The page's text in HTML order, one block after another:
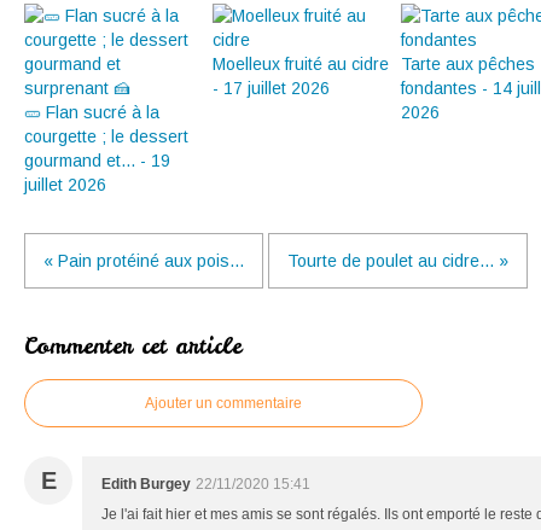
🥒 Flan sucré à la
courgette ; le dessert
gourmand et... - 19
juillet 2026
Moelleux fruité au cidre
- 17 juillet 2026
Tarte aux pêches
fondantes - 14
2026
« Pain protéiné aux pois... Tourte de poulet au cidre... »
Commenter cet article
Ajouter un commentaire
E Edith Burgey 22/11/2020 15:41
Je l'ai fait hier et mes amis se sont régalés. Ils ont emporté le reste